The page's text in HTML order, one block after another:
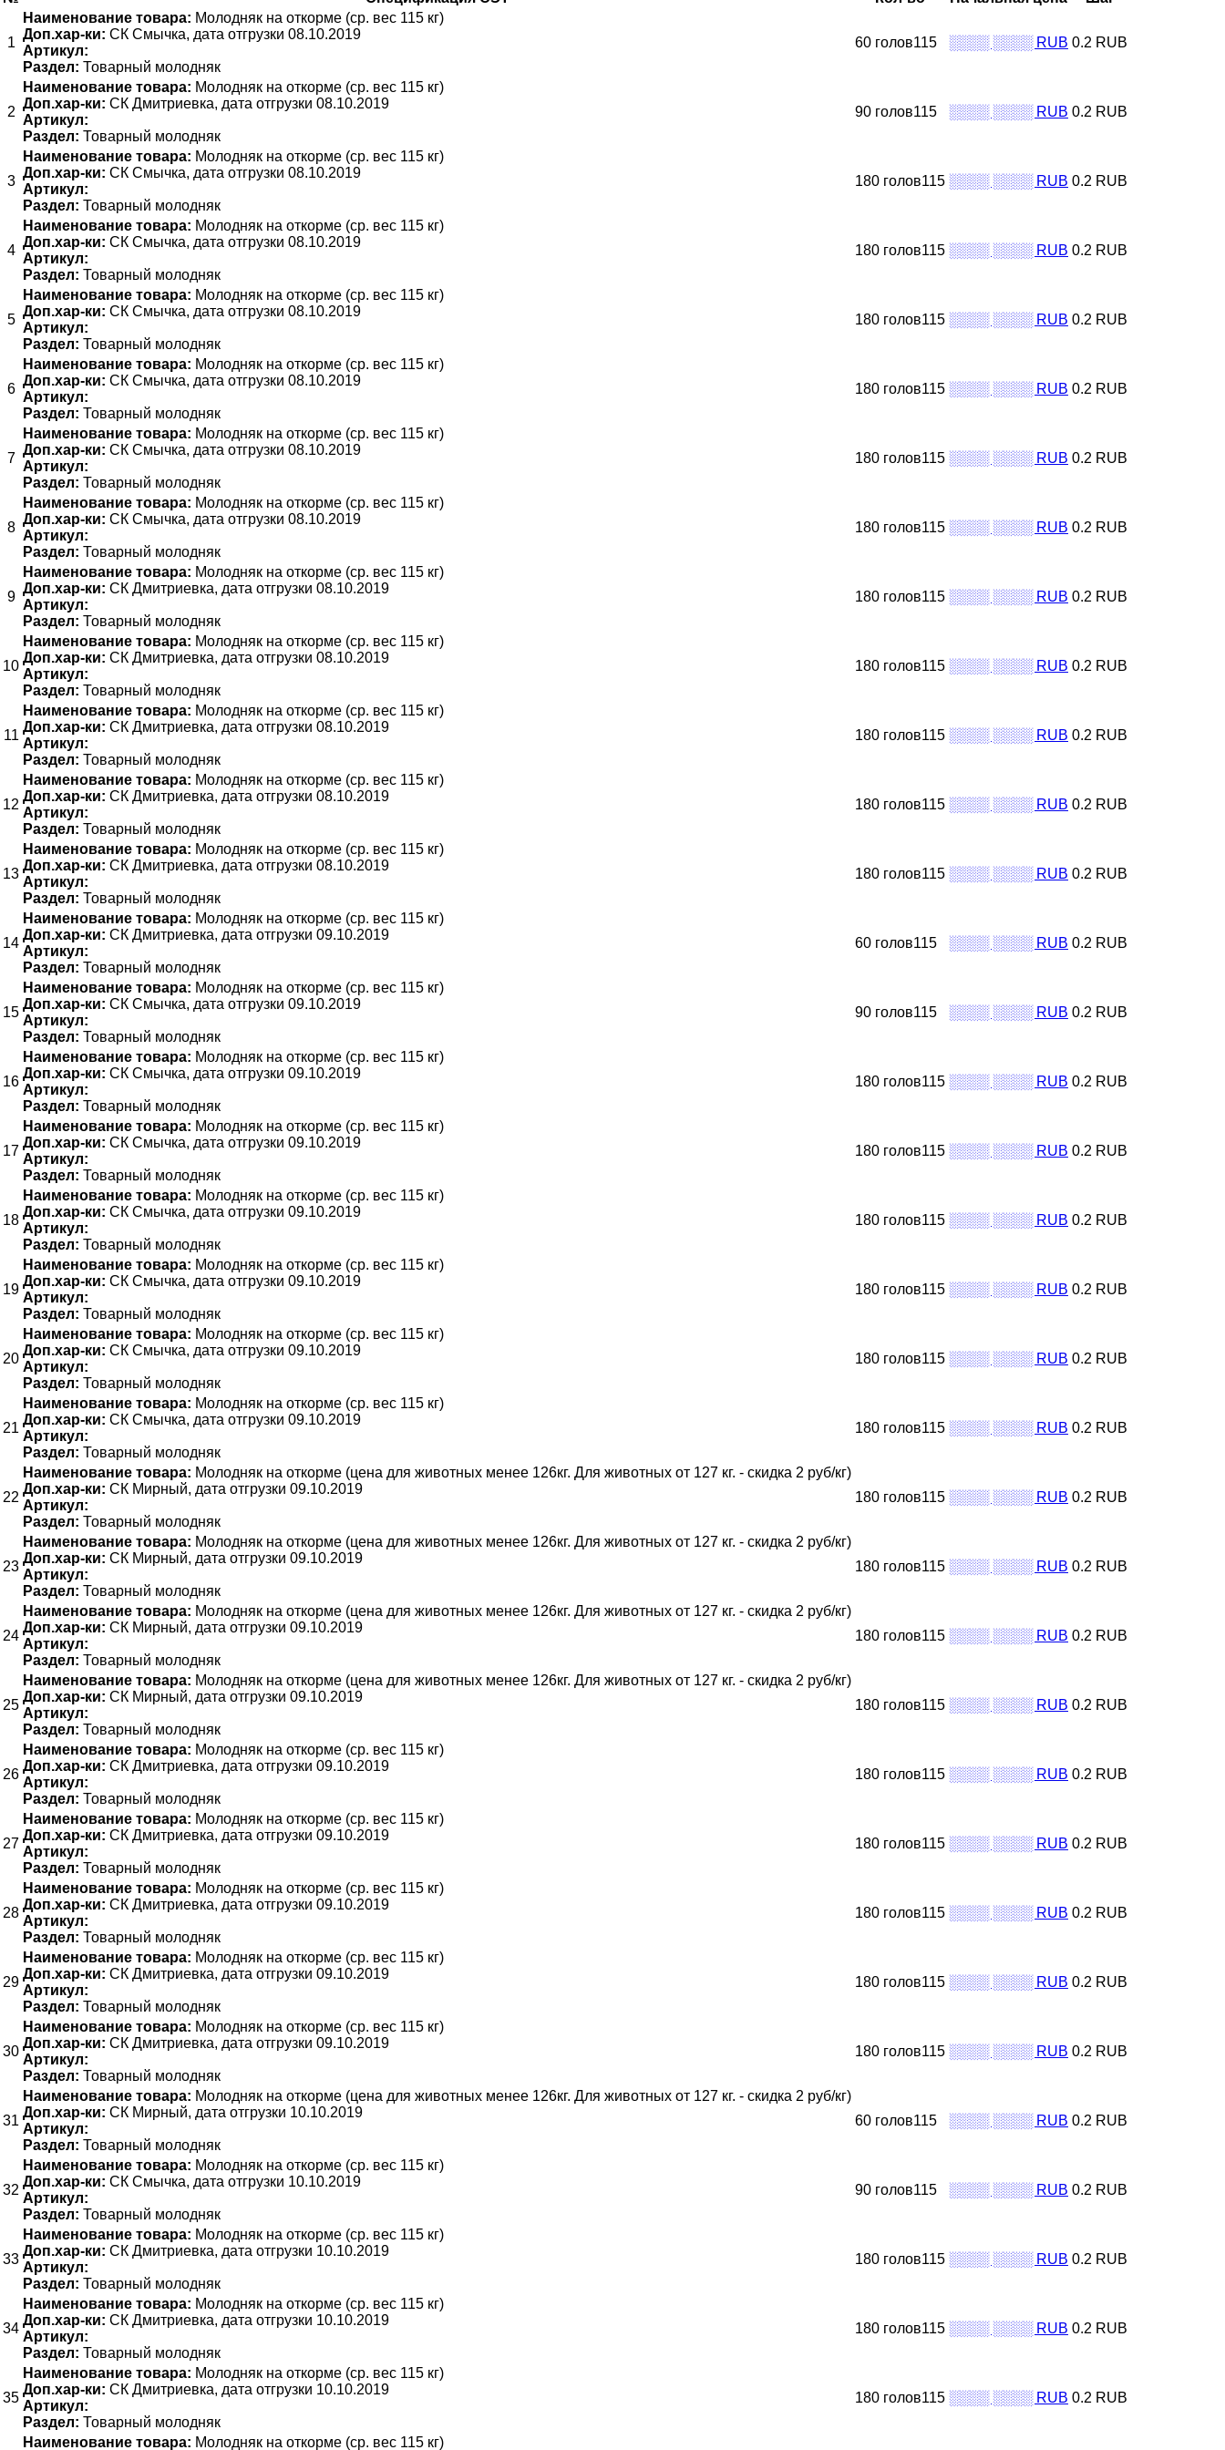
1
Наименование товара: Молодняк на откорме (ср. вес 115 кг)
Доп.хар-ки: СК Смычка, дата отгрузки 08.10.2019
Артикул:
Раздел: Товарный молодняк
60 голов115 ░░░░ ░░░░ RUB 0.2 RUB
2
Наименование товара: Молодняк на откорме (ср. вес 115 кг)
Доп.хар-ки: СК Дмитриевка, дата отгрузки 08.10.2019
Артикул:
Раздел: Товарный молодняк
90 голов115 ░░░░ ░░░░ RUB 0.2 RUB
3
Наименование товара: Молодняк на откорме (ср. вес 115 кг)
Доп.хар-ки: СК Смычка, дата отгрузки 08.10.2019
Артикул:
Раздел: Товарный молодняк
180 голов115 ░░░░ ░░░░ RUB 0.2 RUB
4
Наименование товара: Молодняк на откорме (ср. вес 115 кг)
Доп.хар-ки: СК Смычка, дата отгрузки 08.10.2019
Артикул:
Раздел: Товарный молодняк
180 голов115 ░░░░ ░░░░ RUB 0.2 RUB
5
Наименование товара: Молодняк на откорме (ср. вес 115 кг)
Доп.хар-ки: СК Смычка, дата отгрузки 08.10.2019
Артикул:
Раздел: Товарный молодняк
180 голов115 ░░░░ ░░░░ RUB 0.2 RUB
6
Наименование товара: Молодняк на откорме (ср. вес 115 кг)
Доп.хар-ки: СК Смычка, дата отгрузки 08.10.2019
Артикул:
Раздел: Товарный молодняк
180 голов115 ░░░░ ░░░░ RUB 0.2 RUB
7
Наименование товара: Молодняк на откорме (ср. вес 115 кг)
Доп.хар-ки: СК Смычка, дата отгрузки 08.10.2019
Артикул:
Раздел: Товарный молодняк
180 голов115 ░░░░ ░░░░ RUB 0.2 RUB
8
Наименование товара: Молодняк на откорме (ср. вес 115 кг)
Доп.хар-ки: СК Смычка, дата отгрузки 08.10.2019
Артикул:
Раздел: Товарный молодняк
180 голов115 ░░░░ ░░░░ RUB 0.2 RUB
9
Наименование товара: Молодняк на откорме (ср. вес 115 кг)
Доп.хар-ки: СК Дмитриевка, дата отгрузки 08.10.2019
Артикул:
Раздел: Товарный молодняк
180 голов115 ░░░░ ░░░░ RUB 0.2 RUB
10
Наименование товара: Молодняк на откорме (ср. вес 115 кг)
Доп.хар-ки: СК Дмитриевка, дата отгрузки 08.10.2019
Артикул:
Раздел: Товарный молодняк
180 голов115 ░░░░ ░░░░ RUB 0.2 RUB
11
Наименование товара: Молодняк на откорме (ср. вес 115 кг)
Доп.хар-ки: СК Дмитриевка, дата отгрузки 08.10.2019
Артикул:
Раздел: Товарный молодняк
180 голов115 ░░░░ ░░░░ RUB 0.2 RUB
12
Наименование товара: Молодняк на откорме (ср. вес 115 кг)
Доп.хар-ки: СК Дмитриевка, дата отгрузки 08.10.2019
Артикул:
Раздел: Товарный молодняк
180 голов115 ░░░░ ░░░░ RUB 0.2 RUB
13
Наименование товара: Молодняк на откорме (ср. вес 115 кг)
Доп.хар-ки: СК Дмитриевка, дата отгрузки 08.10.2019
Артикул:
Раздел: Товарный молодняк
180 голов115 ░░░░ ░░░░ RUB 0.2 RUB
14
Наименование товара: Молодняк на откорме (ср. вес 115 кг)
Доп.хар-ки: СК Дмитриевка, дата отгрузки 09.10.2019
Артикул:
Раздел: Товарный молодняк
60 голов115 ░░░░ ░░░░ RUB 0.2 RUB
15
Наименование товара: Молодняк на откорме (ср. вес 115 кг)
Доп.хар-ки: СК Смычка, дата отгрузки 09.10.2019
Артикул:
Раздел: Товарный молодняк
90 голов115 ░░░░ ░░░░ RUB 0.2 RUB
16
Наименование товара: Молодняк на откорме (ср. вес 115 кг)
Доп.хар-ки: СК Смычка, дата отгрузки 09.10.2019
Артикул:
Раздел: Товарный молодняк
180 голов115 ░░░░ ░░░░ RUB 0.2 RUB
17
Наименование товара: Молодняк на откорме (ср. вес 115 кг)
Доп.хар-ки: СК Смычка, дата отгрузки 09.10.2019
Артикул:
Раздел: Товарный молодняк
180 голов115 ░░░░ ░░░░ RUB 0.2 RUB
18
Наименование товара: Молодняк на откорме (ср. вес 115 кг)
Доп.хар-ки: СК Смычка, дата отгрузки 09.10.2019
Артикул:
Раздел: Товарный молодняк
180 голов115 ░░░░ ░░░░ RUB 0.2 RUB
19
Наименование товара: Молодняк на откорме (ср. вес 115 кг)
Доп.хар-ки: СК Смычка, дата отгрузки 09.10.2019
Артикул:
Раздел: Товарный молодняк
180 голов115 ░░░░ ░░░░ RUB 0.2 RUB
20
Наименование товара: Молодняк на откорме (ср. вес 115 кг)
Доп.хар-ки: СК Смычка, дата отгрузки 09.10.2019
Артикул:
Раздел: Товарный молодняк
180 голов115 ░░░░ ░░░░ RUB 0.2 RUB
21
Наименование товара: Молодняк на откорме (ср. вес 115 кг)
Доп.хар-ки: СК Смычка, дата отгрузки 09.10.2019
Артикул:
Раздел: Товарный молодняк
180 голов115 ░░░░ ░░░░ RUB 0.2 RUB
22
Наименование товара: Молодняк на откорме (цена для животных менее 126кг. Для животных от 127 кг. - скидка 2 руб/кг)
Доп.хар-ки: СК Мирный, дата отгрузки 09.10.2019
Артикул:
Раздел: Товарный молодняк
180 голов115 ░░░░ ░░░░ RUB 0.2 RUB
23
Наименование товара: Молодняк на откорме (цена для животных менее 126кг. Для животных от 127 кг. - скидка 2 руб/кг)
Доп.хар-ки: СК Мирный, дата отгрузки 09.10.2019
Артикул:
Раздел: Товарный молодняк
180 голов115 ░░░░ ░░░░ RUB 0.2 RUB
24
Наименование товара: Молодняк на откорме (цена для животных менее 126кг. Для животных от 127 кг. - скидка 2 руб/кг)
Доп.хар-ки: СК Мирный, дата отгрузки 09.10.2019
Артикул:
Раздел: Товарный молодняк
180 голов115 ░░░░ ░░░░ RUB 0.2 RUB
25
Наименование товара: Молодняк на откорме (цена для животных менее 126кг. Для животных от 127 кг. - скидка 2 руб/кг)
Доп.хар-ки: СК Мирный, дата отгрузки 09.10.2019
Артикул:
Раздел: Товарный молодняк
180 голов115 ░░░░ ░░░░ RUB 0.2 RUB
26
Наименование товара: Молодняк на откорме (ср. вес 115 кг)
Доп.хар-ки: СК Дмитриевка, дата отгрузки 09.10.2019
Артикул:
Раздел: Товарный молодняк
180 голов115 ░░░░ ░░░░ RUB 0.2 RUB
27
Наименование товара: Молодняк на откорме (ср. вес 115 кг)
Доп.хар-ки: СК Дмитриевка, дата отгрузки 09.10.2019
Артикул:
Раздел: Товарный молодняк
180 голов115 ░░░░ ░░░░ RUB 0.2 RUB
28
Наименование товара: Молодняк на откорме (ср. вес 115 кг)
Доп.хар-ки: СК Дмитриевка, дата отгрузки 09.10.2019
Артикул:
Раздел: Товарный молодняк
180 голов115 ░░░░ ░░░░ RUB 0.2 RUB
29
Наименование товара: Молодняк на откорме (ср. вес 115 кг)
Доп.хар-ки: СК Дмитриевка, дата отгрузки 09.10.2019
Артикул:
Раздел: Товарный молодняк
180 голов115 ░░░░ ░░░░ RUB 0.2 RUB
30
Наименование товара: Молодняк на откорме (ср. вес 115 кг)
Доп.хар-ки: СК Дмитриевка, дата отгрузки 09.10.2019
Артикул:
Раздел: Товарный молодняк
180 голов115 ░░░░ ░░░░ RUB 0.2 RUB
31
Наименование товара: Молодняк на откорме (цена для животных менее 126кг. Для животных от 127 кг. - скидка 2 руб/кг)
Доп.хар-ки: СК Мирный, дата отгрузки 10.10.2019
Артикул:
Раздел: Товарный молодняк
60 голов115 ░░░░ ░░░░ RUB 0.2 RUB
32
Наименование товара: Молодняк на откорме (ср. вес 115 кг)
Доп.хар-ки: СК Смычка, дата отгрузки 10.10.2019
Артикул:
Раздел: Товарный молодняк
90 голов115 ░░░░ ░░░░ RUB 0.2 RUB
33
Наименование товара: Молодняк на откорме (ср. вес 115 кг)
Доп.хар-ки: СК Дмитриевка, дата отгрузки 10.10.2019
Артикул:
Раздел: Товарный молодняк
180 голов115 ░░░░ ░░░░ RUB 0.2 RUB
34
Наименование товара: Молодняк на откорме (ср. вес 115 кг)
Доп.хар-ки: СК Дмитриевка, дата отгрузки 10.10.2019
Артикул:
Раздел: Товарный молодняк
180 голов115 ░░░░ ░░░░ RUB 0.2 RUB
35
Наименование товара: Молодняк на откорме (ср. вес 115 кг)
Доп.хар-ки: СК Дмитриевка, дата отгрузки 10.10.2019
Артикул:
Раздел: Товарный молодняк
180 голов115 ░░░░ ░░░░ RUB 0.2 RUB
Наименование товара: Молодняк на откорме (ср. вес 115 кг)